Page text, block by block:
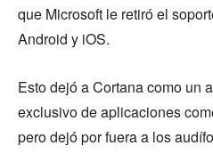
que Microsoft le retiró el
Android y iOS.
Esto dejó a Cortana como un
exclusivo de aplicaciones
pero dejó por fuera a los